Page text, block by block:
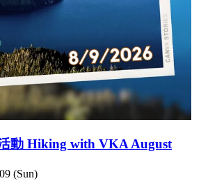
動 Hiking with VKA August
(Sun)